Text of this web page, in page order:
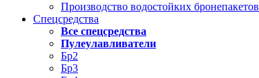
Производство водостойких бронепакетов
Спецсредства
Все спецсредства
Пулеулавливатели
Бр2
Бр3